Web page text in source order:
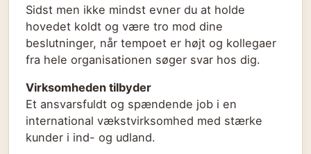
Sidst men ikke mindst evner du at holde
hovedet koldt og være tro mod dine
beslutninger, når tempoet er højt og kollegaer
fra hele organisationen søger svar hos dig.
Virksomheden tilbyder
Et ansvarsfuldt og spændende job i en
international vækstvirksomhed med stærke
kunder i ind- og udland.